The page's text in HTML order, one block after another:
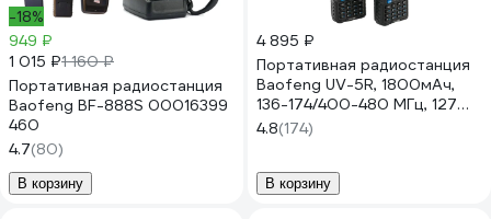
-18%
949 ₽
1 015 ₽1 160 ₽
Портативная радиостанция
Baofeng BF-888S 00016399
460
4.7(80)
В корзину
4 895 ₽
Портативная радиостанция
Baofeng UV-5R, 1800мАч,
136-174/400-480 МГц, 127
каналов, 5 Вт, 2 шт
00029100
4.8(174)
В корзину